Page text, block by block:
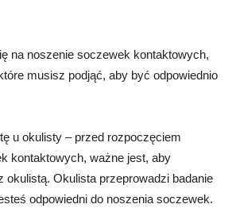
na noszenie soczewek kontaktowych,
musisz podjąć, aby być odpowiednio
u okulisty – przed rozpoczęciem
kontaktowych, ważne jest, aby
okulistą. Okulista przeprowadzi badanie
odpowiedni do noszenia soczewek.